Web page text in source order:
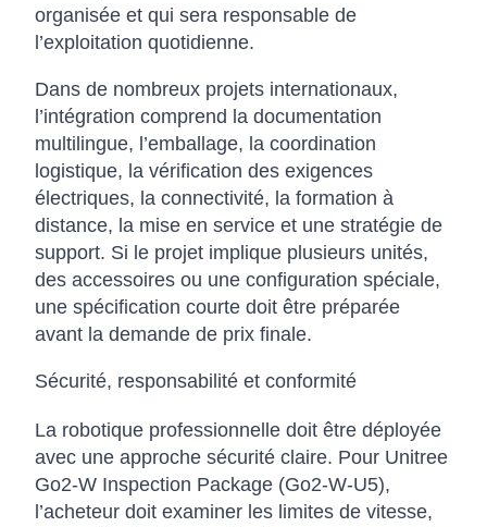
organisée et qui sera responsable de
l’exploitation quotidienne.
Dans de nombreux projets internationaux,
l’intégration comprend la documentation
multilingue, l’emballage, la coordination
logistique, la vérification des exigences
électriques, la connectivité, la formation à
distance, la mise en service et une stratégie de
support. Si le projet implique plusieurs unités,
des accessoires ou une configuration spéciale,
une spécification courte doit être préparée
avant la demande de prix finale.
Sécurité, responsabilité et conformité
La robotique professionnelle doit être déployée
avec une approche sécurité claire. Pour Unitree
Go2-W Inspection Package (Go2-W-U5),
l’acheteur doit examiner les limites de vitesse,